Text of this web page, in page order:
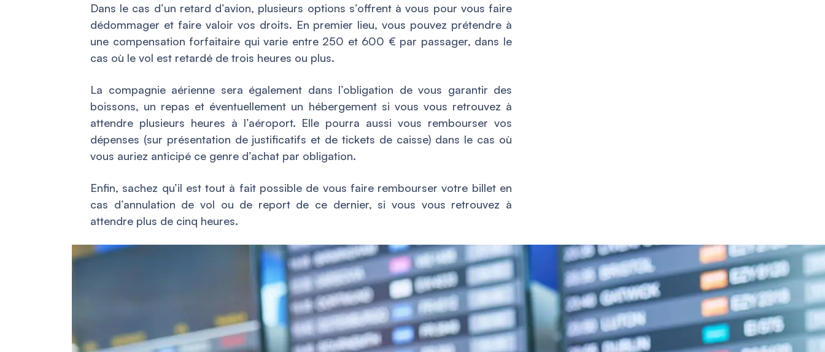
Dans le cas d’un retard d’avion, plusieurs options s’offrent à vous pour vous faire
dédommager et faire valoir vos droits. En premier lieu, vous pouvez prétendre à
une compensation forfaitaire qui varie entre 250 et 600 € par passager, dans le
cas où le vol est retardé de trois heures ou plus.
La compagnie aérienne sera également dans l’obligation de vous garantir des
boissons, un repas et éventuellement un hébergement si vous vous retrouvez à
attendre plusieurs heures à l’aéroport. Elle pourra aussi vous rembourser vos
dépenses (sur présentation de justificatifs et de tickets de caisse) dans le cas où
vous auriez anticipé ce genre d’achat par obligation.
Enfin, sachez qu’il est tout à fait possible de vous faire rembourser votre billet en
cas d’annulation de vol ou de report de ce dernier, si vous vous retrouvez à
attendre plus de cinq heures.